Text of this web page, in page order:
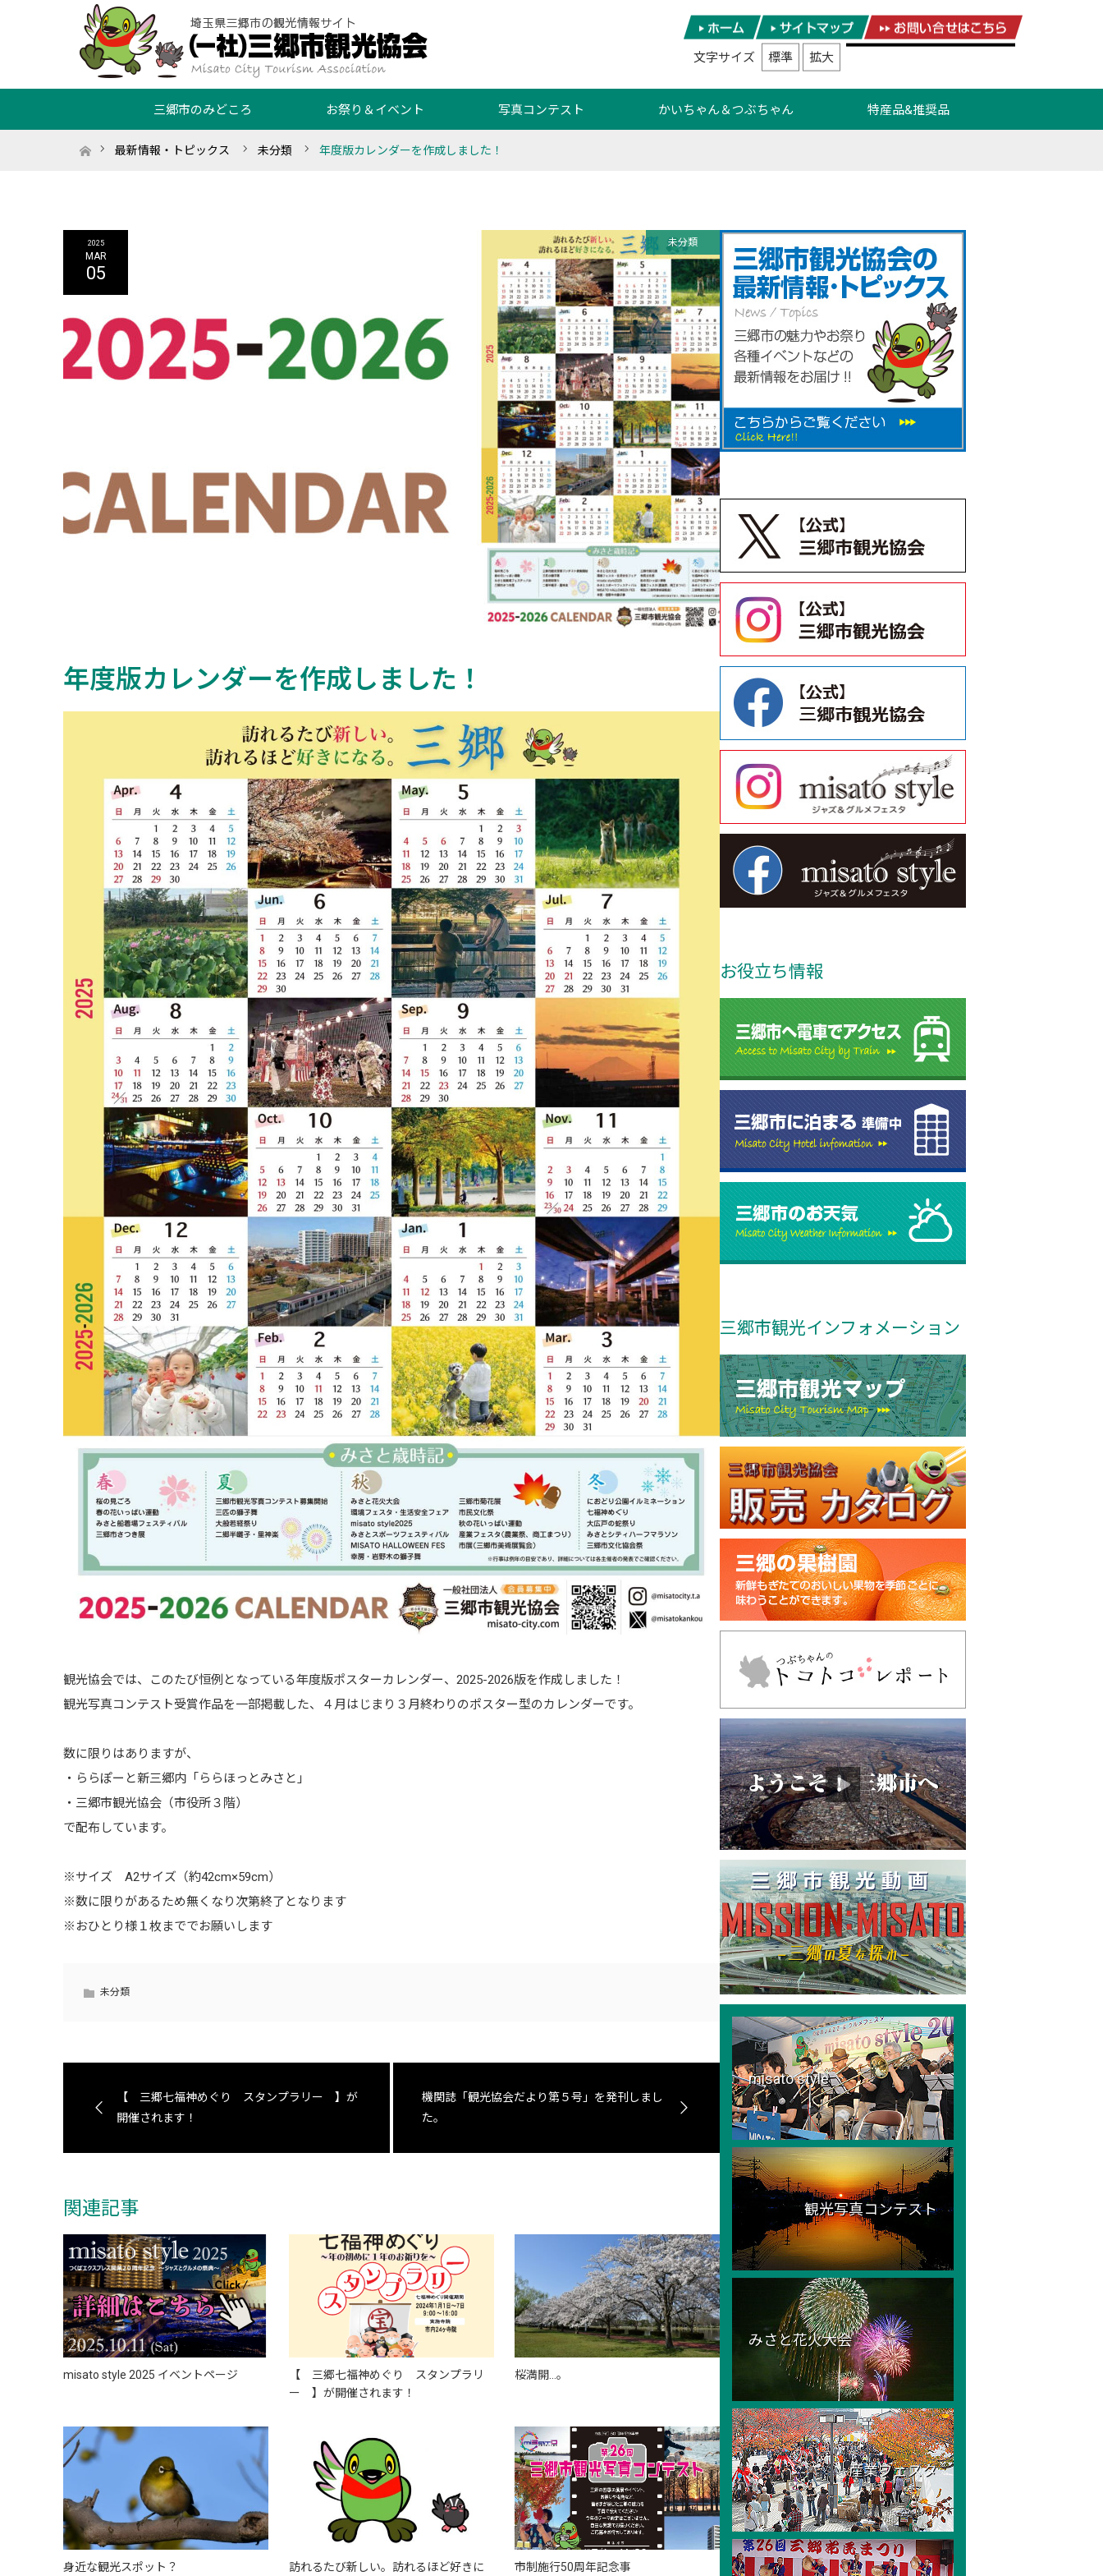
文字サイズ 標準 拡大
三郷市のみどころ お祭り＆イベント 写真コンテスト かいちゃん＆つぶちゃん 特産品&推奨品
ホーム最新情報・トピックス 未分類 年度版カレンダーを作成しました！
2025
MAR
05
未分類
年度版カレンダーを作成しました！
観光協会では、このたび恒例となっている年度版ポスターカレンダー、2025-2026版を作成しました！
観光写真コンテスト受賞作品を一部掲載した、４月はじまり３月終わりのポスター型のカレンダーです。
数に限りはありますが、
・ららぽーと新三郷内「ららほっとみさと」
・三郷市観光協会（市役所３階）
で配布しています。
※サイズ A2サイズ（約42cm×59cm）
※数に限りがあるため無くなり次第終了となります
※おひとり様１枚まででお願いします
未分類
【 三郷七福神めぐり スタンプラリー 】が
開催されます！
機関誌「観光協会だより第５号」を発刊しまし
た。
関連記事
misato style 2025 イベントページ
【 三郷七福神めぐり スタンプラリ
ー 】が開催されます！
桜満開…。
身近な観光スポット？ 訪れるたび新しい。訪れるほど好きに 市制施行50周年記念事
お役立ち情報
三郷市観光インフォメーション
misato style
観光写真コンテスト
みさと花火大会
産業フェスタ